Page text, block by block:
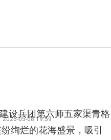
2026-05-08 19:59
设兵团第六师五家渠青格
绚烂的花海盛景，吸引